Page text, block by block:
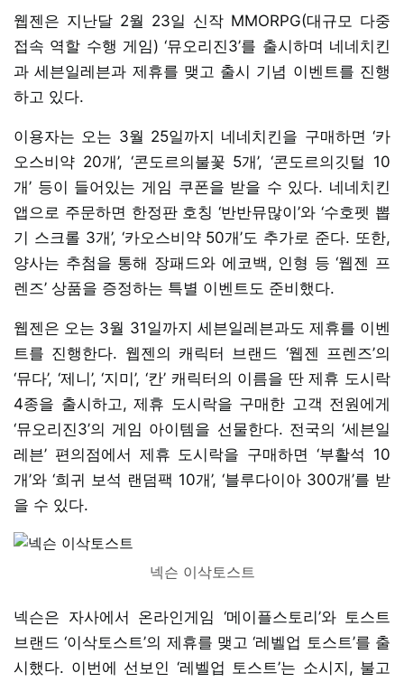
웹젠은 지난달 2월 23일 신작 MMORPG(대규모 다중
접속 역할 수행 게임) ‘뮤오리진3’를 출시하며 네네치킨
과 세븐일레븐과 제휴를 맺고 출시 기념 이벤트를 진행
하고 있다.
이용자는 오는 3월 25일까지 네네치킨을 구매하면 ‘카
오스비약 20개’, ‘콘도르의불꽃 5개’, ‘콘도르의깃털 10
개’ 등이 들어있는 게임 쿠폰을 받을 수 있다. 네네치킨
앱으로 주문하면 한정판 호칭 ‘반반뮤많이’와 ‘수호펫 뽑
기 스크롤 3개’, ‘카오스비약 50개’도 추가로 준다. 또한,
양사는 추첨을 통해 장패드와 에코백, 인형 등 ‘웹젠 프
렌즈’ 상품을 증정하는 특별 이벤트도 준비했다.
웹젠은 오는 3월 31일까지 세븐일레븐과도 제휴를 이벤
트를 진행한다. 웹젠의 캐릭터 브랜드 ‘웹젠 프렌즈’의
‘뮤다’, ‘제니’, ‘지미’, ‘칸’ 캐릭터의 이름을 딴 제휴 도시락
4종을 출시하고, 제휴 도시락을 구매한 고객 전원에게
‘뮤오리진3’의 게임 아이템을 선물한다. 전국의 ‘세븐일
레븐’ 편의점에서 제휴 도시락을 구매하면 ‘부활석 10
개’와 ‘희귀 보석 랜덤팩 10개’, ‘블루다이아 300개’를 받
을 수 있다.
넥슨 이삭토스트
넥슨은 자사에서 온라인게임 ‘메이플스토리’와 토스트
브랜드 ‘이삭토스트’의 제휴를 맺고 ‘레벨업 토스트’를 출
시했다. 이번에 선보인 ‘레벨업 토스트’는 소시지, 불고